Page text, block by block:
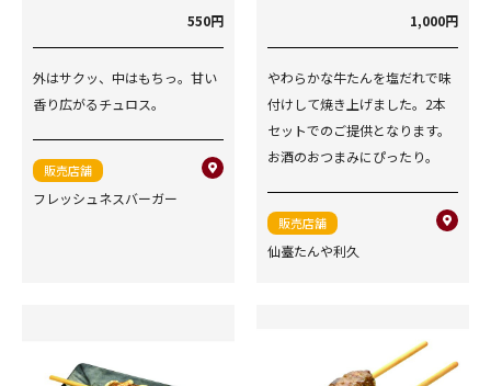
550円
外はサクッ、中はもちっ。甘い
香り広がるチュロス。
販売店舗
フレッシュネスバーガー
1,000円
やわらかな牛たんを塩だれで味
付けして焼き上げました。2本
セットでのご提供となります。
お酒のおつまみにぴったり。
販売店舗
仙臺たんや利久